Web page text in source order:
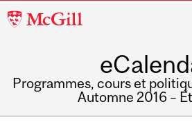
McGill
Programmes, cours et
Automne 2016 –